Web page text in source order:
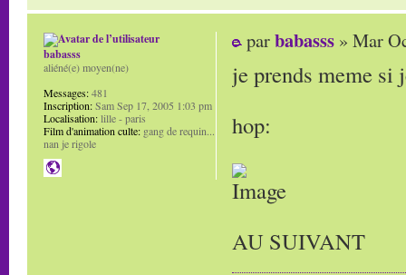
parbabasss » Mar
je prends meme si
hop:
AU SUIVANT
babasss
aliéné(e) moyen(ne)
Messages:481
Inscription:Sam Sep 17, 2005 1:03 pm
Localisation:lille - paris
Film d'animation culte: gang de requin...
nan je rigole